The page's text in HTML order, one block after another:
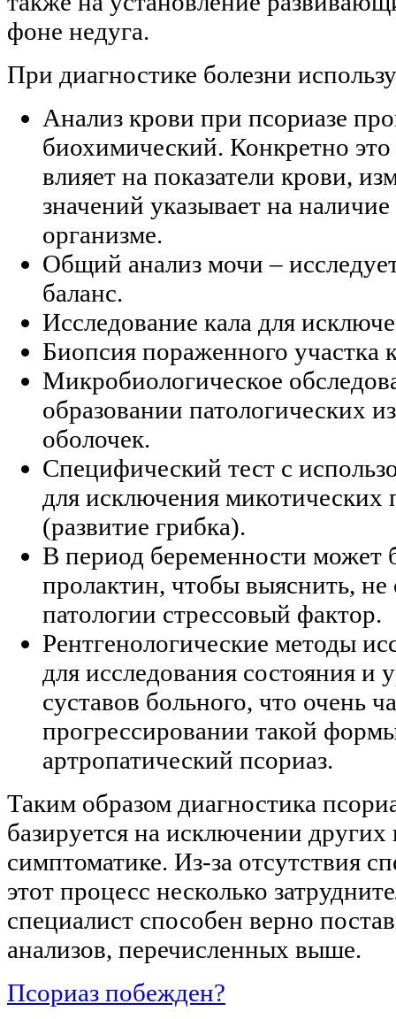
фоне недуга.
При диагностике болезни
Анализ крови при псориазе
биохимический. Конкретно это
влияет на показатели крови,
значений указывает на наличие
организме.
Общий анализ мочи –
баланс.
Исследование кала для
Биопсия пораженного участка
Микробиологическое
образовании патологических
оболочек.
Специфический тест с
для исключения
(развитие грибка).
В период беременности может
пролактин, чтобы выяснить,
патологии стрессовый фактор.
Рентгенологические методы
для исследования состояния и
суставов больного, что очень
прогрессировании такой
артропатический псориаз.
Таким образом диагностика
базируется на исключении
симптоматике. Из-за отсутствия
этот процесс несколько
специалист способен верно
анализов, перечисленных выше.
Псориаз побежден?